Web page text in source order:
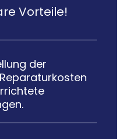
Vorteile!
der